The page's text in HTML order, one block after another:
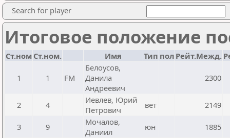
Search for player
Итоговое положение
Ст.ном Ст.ном. Имя Тип пол Рейт.Межд.
1 1 FM
Белоусов,
Данила
Андреевич
2300
2 4
Иевлев, Юрий
Петрович
вет 2149
3 9
Мочалов,
Даниил
юн 1885